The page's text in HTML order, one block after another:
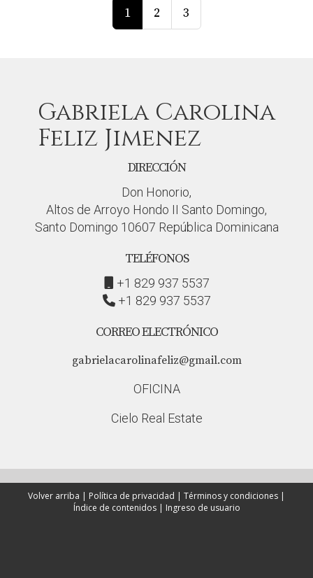
1 2 3
Gabriela Carolina
Feliz Jimenez
DIRECCIÓN
Don Honorio,
Altos de Arroyo Hondo II Santo Domingo,
Santo Domingo 10607 República Dominicana
TELÉFONOS
+1 829 937 5537
+1 829 937 5537
CORREO ELECTRÓNICO
gabrielacarolinafeliz@gmail.com
OFICINA
Cielo Real Estate
Volver arriba | Política de privacidad | Términos y condiciones |
Índice de contenidos| Ingreso de usuario